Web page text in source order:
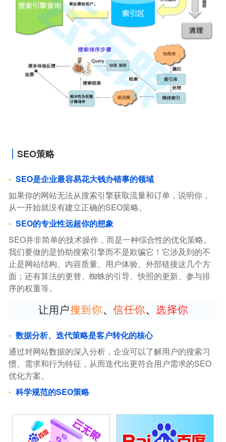
SEO策略
SEO是企业最容易花大钱办错事的领域
如果你的网站无法从搜索引擎获取流量和订单，说明你，
从一开始就没有建立正确的SEO策略。
SEO的专业性远超你的想象
SEO并非简单的技术操作，而是一种综合性的优化策略。
我们要做的是协助搜索引擎而不是欺骗它！它涉及到的不
止是网站结构、内容质量、用户体验、外部链接这几个方
面；还有算法的更替、蜘蛛的引导、快照的更新、参与排
序的权重等。
数据分析、迭代策略是客户转化的核心
通过对网站数据的深入分析，企业可以了解用户的搜索习
惯、需求和行为特征，从而迭代出更符合用户需求的SEO
优化方案。
科学规范的SEO策略